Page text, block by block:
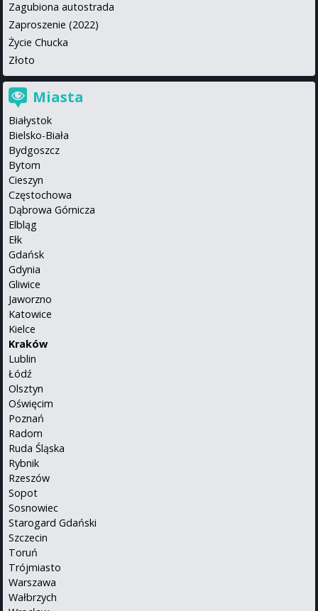
Zagubiona autostrada
Zaproszenie (2022)
Życie Chucka
Złoto
Miasta
Białystok
Bielsko-Biała
Bydgoszcz
Bytom
Cieszyn
Częstochowa
Dąbrowa Górnicza
Elbląg
Ełk
Gdańsk
Gdynia
Gliwice
Jaworzno
Katowice
Kielce
Kraków
Lublin
Łódź
Olsztyn
Oświęcim
Poznań
Radom
Ruda Śląska
Rybnik
Rzeszów
Sopot
Sosnowiec
Starogard Gdański
Szczecin
Toruń
Trójmiasto
Warszawa
Wałbrzych